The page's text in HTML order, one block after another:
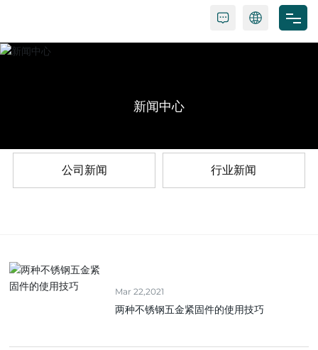
首页
新闻中心
公司新闻 行业新闻
Mar 22,2021
两种不锈钢五金紧固件的使用技巧